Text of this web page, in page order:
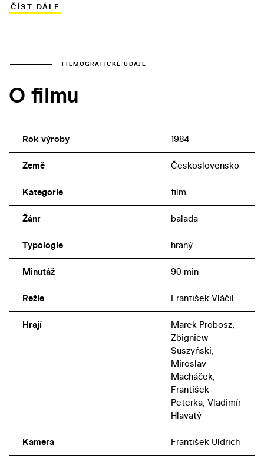
přírody, jež je jedním z nedílných komponentů
Bloudění po lesích je cestou bez cíle, během níž se
skutky… Do hlavních rolí Vláčil obsadil polské herce
ČÍST DÁLE
FILMOGRAFICKÉ ÚDAJE
O filmu
Rok výroby 1984
Země Československo
Kategorie film
Žánr balada
Typologie hraný
Minutáž 90 min
Režie František Vláčil
Hrají
Marek Probosz,
Zbigniew
Suszyński,
Miroslav
Macháček,
František
Peterka, Vladimír
Hlavatý
Kamera František Uldrich